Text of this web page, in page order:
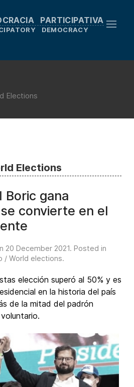
PARTICIPATIVA
DEMOCRACY
Elections
Elections
Boric gana
convierte en el
20 December 2021. Posted in
/ World elections.
elección superó al 50% y es
en la historia del país
de la mitad del padrón